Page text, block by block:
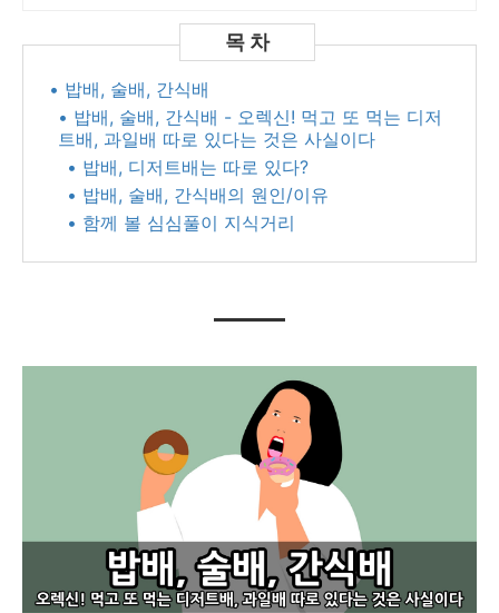
• 밥배, 술배, 간식배
• 밥배, 술배, 간식배 - 오렉신! 먹고 또 먹는 디저
트배, 과일배 따로 있다는 것은 사실이다​
• 밥배, 디저트배는 따로 있다? ​
• 밥배, 술배, 간식배의 원인/이유
• 함께 볼 심심풀이 지식거리